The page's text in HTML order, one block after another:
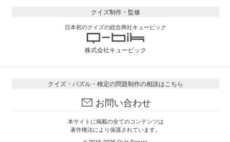
クイズ制作・監修
日本初のクイズの総合商社キュービック
株式会社キュービック
クイズ・パズル・検定の問題制作の相談はこちら
お問い合わせ
本サイトに掲載の全てのコンテンツは
著作権法により保護されています。